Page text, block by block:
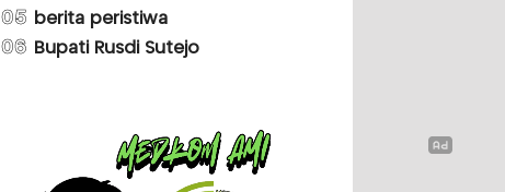
05 berita peristiwa
06 Bupati Rusdi Sutejo